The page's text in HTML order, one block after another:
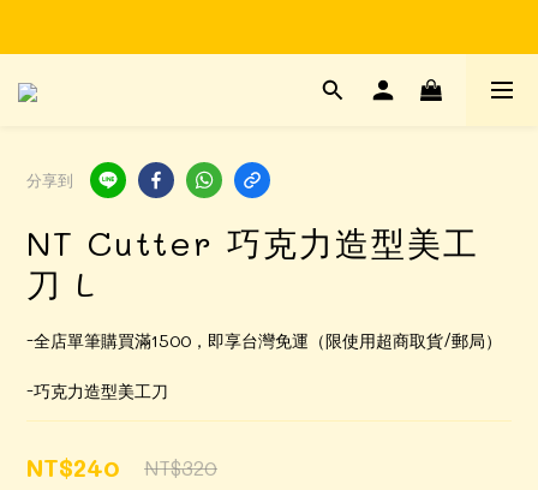
Time to enjoy STATIONERY!
分享到
NT Cutter 巧克力造型美工
刀 L
-全店單筆購買滿1500，即享台灣免運（限使用超商取貨/郵局）
-巧克力造型美工刀
NT$240 NT$320